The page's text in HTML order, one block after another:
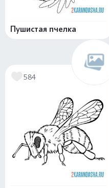
Пушистая пчелка
584